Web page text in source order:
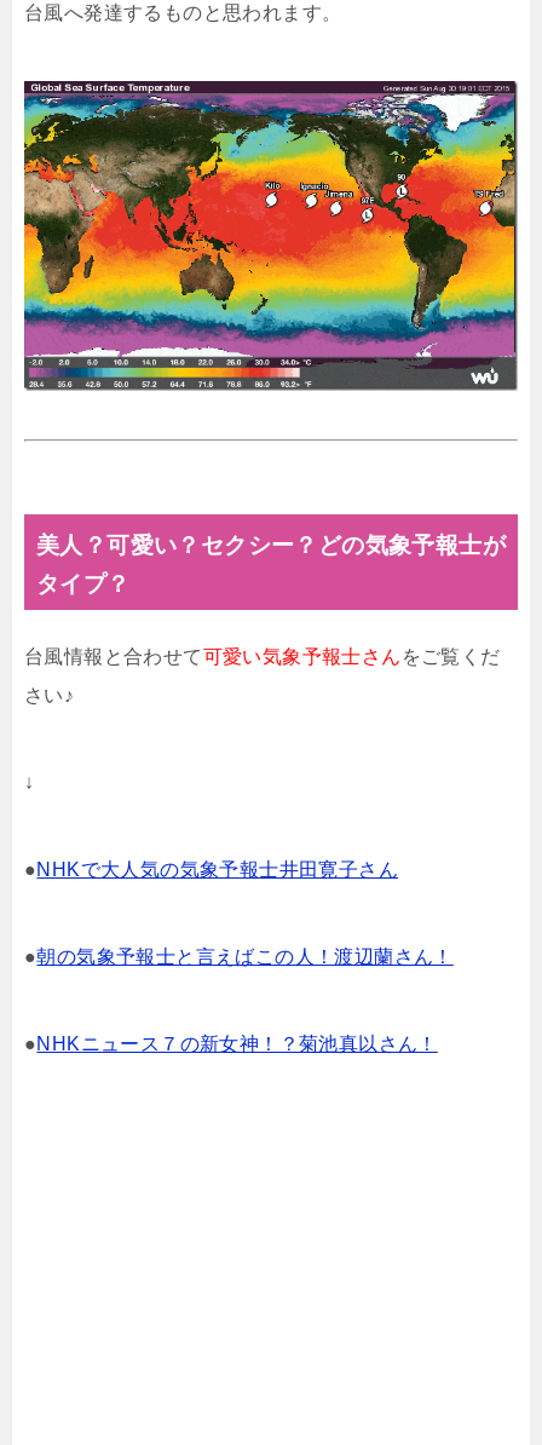
台風へ発達するものと思われます。
美人？可愛い？セクシー？どの気象予報士が
タイプ？
台風情報と合わせて可愛い気象予報士さん をご覧くだ
さい♪
↓
●NHKで大人気の気象予報士井田寛子さん
●朝の気象予報士と言えばこの人！渡辺蘭さん！
●NHKニュース７の新女神！？菊池真以さん！